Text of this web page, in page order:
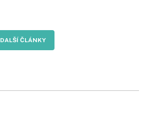
DALŠÍ ČLÁNKY